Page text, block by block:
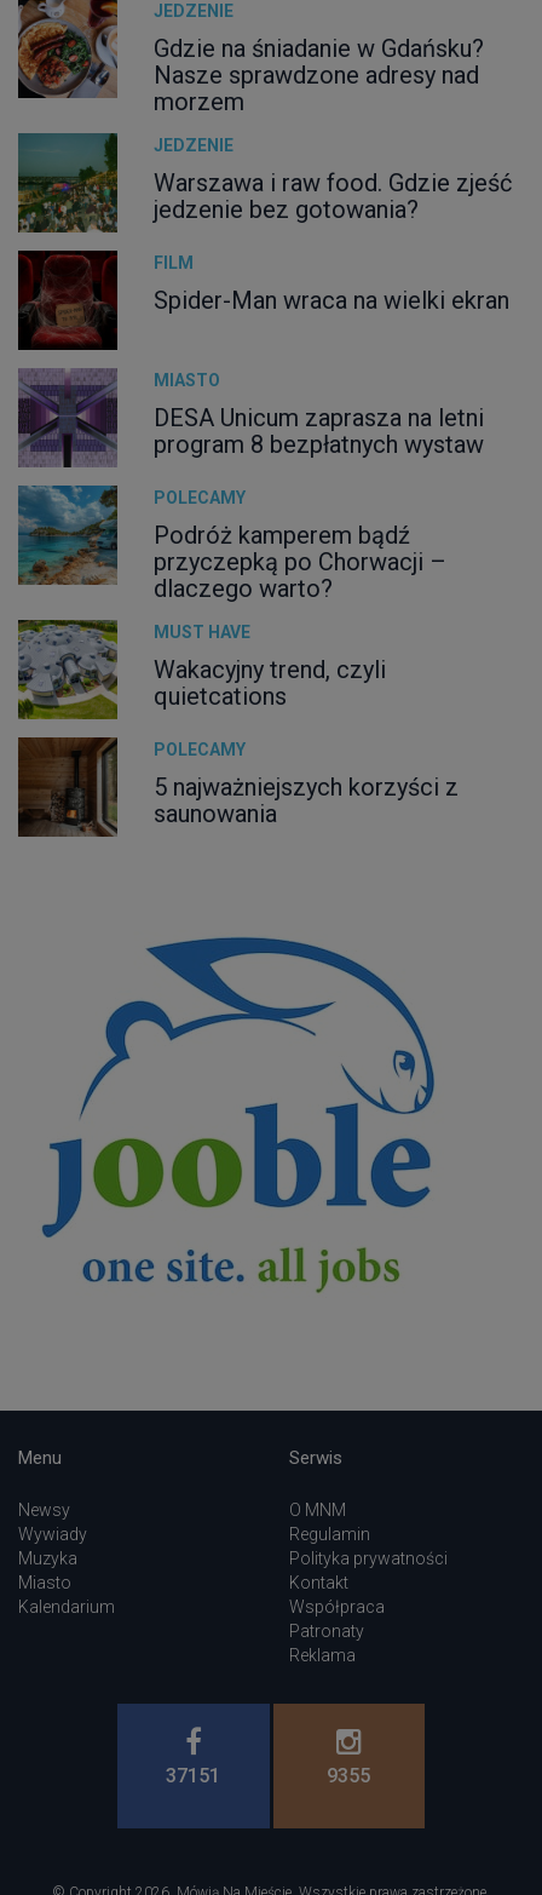
JEDZENIE
Gdzie na śniadanie w Gdańsku?
Nasze sprawdzone adresy nad
morzem
JEDZENIE
Warszawa i raw food. Gdzie zjeść
jedzenie bez gotowania?
FILM
Spider-Man wraca na wielki ekran
MIASTO
DESA Unicum zaprasza na letni
program 8 bezpłatnych wystaw
POLECAMY
Podróż kamperem bądź
przyczepką po Chorwacji –
dlaczego warto?
MUST HAVE
Wakacyjny trend, czyli
quietcations
POLECAMY
5 najważniejszych korzyści z
saunowania
Menu
Newsy
Wywiady
Muzyka
Miasto
Kalendarium
Serwis
O MNM
Regulamin
Polityka prywatności
Kontakt
Współpraca
Patronaty
Reklama
37151 9355